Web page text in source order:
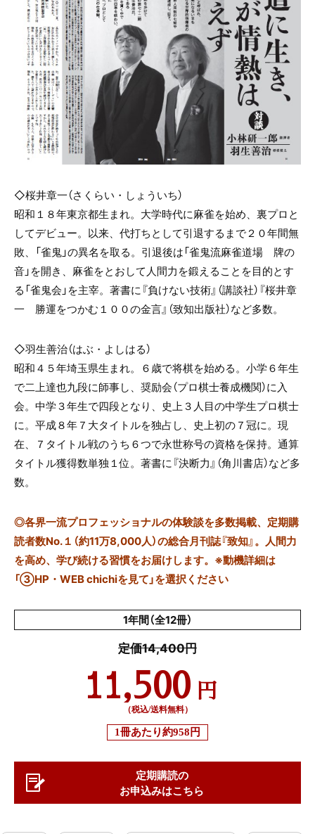
◇桜井章一（さくらい・しょういち）
昭和１８年東京都生まれ。大学時代に麻雀を始め、裏プロと
してデビュー。以来、代打ちとして引退するまで２０年間無
敗、「雀鬼」の異名を取る。引退後は「雀鬼流麻雀道場 牌の
音」を開き、麻雀をとおして人間力を鍛えることを目的とす
る「雀鬼会」を主宰。著書に『負けない技術』（講談社）『桜井章
一 勝運をつかむ１００の金言』（致知出版社）など多数。
◇羽生善治（はぶ・よしはる）
昭和４５年埼玉県生まれ。６歳で将棋を始める。小学６年生
で二上達也九段に師事し、奨励会（プロ棋士養成機関）に入
会。中学３年生で四段となり、史上３人目の中学生プロ棋士
に。平成８年７大タイトルを独占し、史上初の７冠に。現
在、７タイトル戦のうち６つで永世称号の資格を保持。通算
タイトル獲得数単独１位。著書に『決断力』（角川書店）など多
数。
◎各界一流プロフェッショナルの体験談を多数掲載、定期購
読者数No.１（約11万8,000人）の総合月刊誌『致知』。人間力
を高め、学び続ける習慣をお届けします。※動機詳細は
「③HP・WEB chichiを見て」を選択ください
1年間（全12冊）
定価14,400円
11,500 円
（税込/送料無料）
1冊あたり約958円
定期購読の
お申込みはこちら